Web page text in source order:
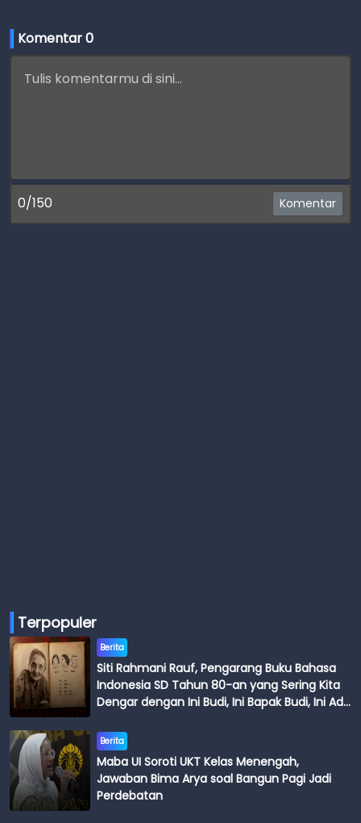
Komentar 0
0/150 Komentar
Terpopuler
Berita
Siti Rahmani Rauf, Pengarang Buku Bahasa
Indonesia SD Tahun 80-an yang Sering Kita
Dengar dengan Ini Budi, Ini Bapak Budi, Ini Adik
Berita
Maba UI Soroti UKT Kelas Menengah,
Jawaban Bima Arya soal Bangun Pagi Jadi
Perdebatan